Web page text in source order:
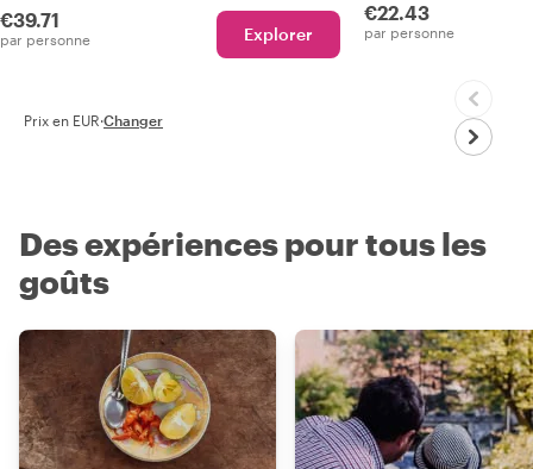
€39.71
par personne Explorer
€22.43
par personne
Prix en EUR·Changer
Des expériences pour tous les
goûts